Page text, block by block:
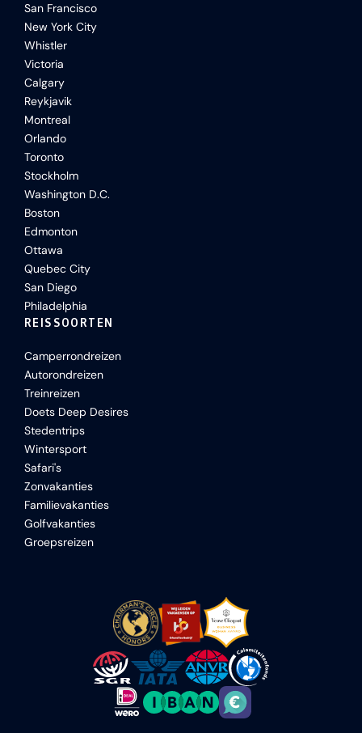
San Francisco
New York City
Whistler
Victoria
Calgary
Reykjavik
Montreal
Orlando
Toronto
Stockholm
Washington D.C.
Boston
Edmonton
Ottawa
Quebec City
San Diego
Philadelphia
REISSOORTEN
Camperrondreizen
Autorondreizen
Treinreizen
Doets Deep Desires
Stedentrips
Wintersport
Safari's
Zonvakanties
Familievakanties
Golfvakanties
Groepsreizen